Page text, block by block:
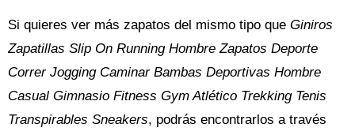
Si quieres ver más zapatos del mismo tipo que Giniros
Zapatillas Slip On Running Hombre Zapatos Deporte
Correr Jogging Caminar Bambas Deportivas Hombre
Casual Gimnasio Fitness Gym Atlético Trekking Tenis
Transpirables Sneakers, podrás encontrarlos a través